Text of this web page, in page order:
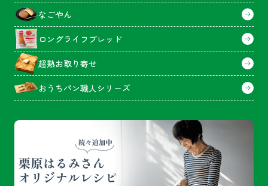
なごやん
ロングライフブレッド
超熟お取り寄せ
おうちパン職人シリーズ